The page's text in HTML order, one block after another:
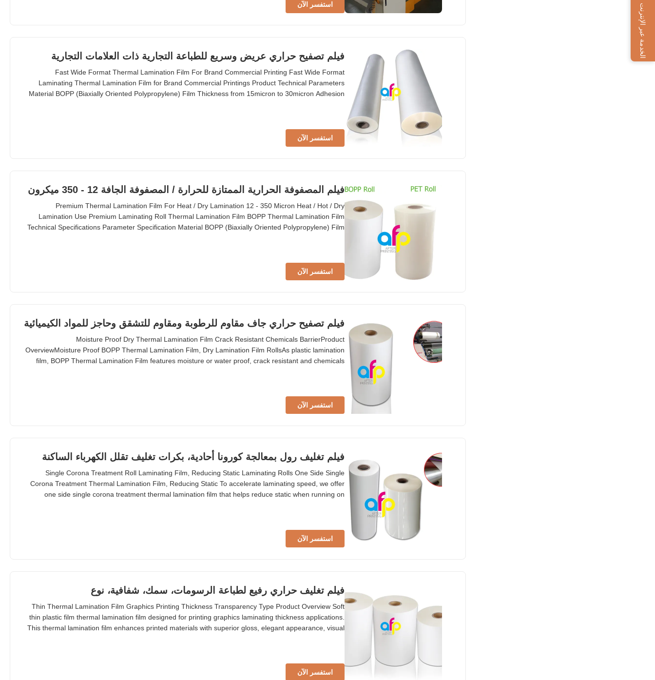
الخدمة عبر الإنترنت
استفسر الآن
فيلم تصفيح حراري عريض وسريع للطباعة التجارية ذات العلامات التجارية
Fast Wide Format Thermal Lamination Film For Brand Commercial Printing Fast Wide Format
Laminating Thermal Lamination Film for Brand Commercial Printings Product Technical Parameters
Material BOPP (Biaxially Oriented Polypropylene) Film Thickness from 15micron to 30micron Adhesion
استفسر الآن
فيلم المصفوفة الحرارية الممتازة للحرارة / المصفوفة الجافة 12 - 350 ميكرون
Premium Thermal Lamination Film For Heat / Dry Lamination 12 - 350 Micron Heat / Hot / Dry
Lamination Use Premium Laminating Roll Thermal Lamination Film BOPP Thermal Lamination Film
Technical Specifications Parameter Specification Material BOPP (Biaxially Oriented Polypropylene) Film
استفسر الآن
فيلم تصفيح حراري جاف مقاوم للرطوبة ومقاوم للتشقق وحاجز للمواد الكيميائية
Moisture Proof Dry Thermal Lamination Film Crack Resistant Chemicals BarrierProduct
OverviewMoisture Proof BOPP Thermal Lamination Film, Dry Lamination Film RollsAs plastic lamination
film, BOPP Thermal Lamination Film features moisture or water proof, crack resistant and chemicals
استفسر الآن
فيلم تغليف رول بمعالجة كورونا أحادية، بكرات تغليف تقلل الكهرباء الساكنة
Single Corona Treatment Roll Laminating Film, Reducing Static Laminating Rolls One Side Single
Corona Treatment Thermal Lamination Film, Reducing Static To accelerate laminating speed, we offer
one side single corona treatment thermal lamination film that helps reduce static when running on
استفسر الآن
فيلم تغليف حراري رفيع لطباعة الرسومات، سمك، شفافية، نوع
Thin Thermal Lamination Film Graphics Printing Thickness Transparency Type Product Overview Soft
thin plastic film thermal lamination film designed for printing graphics laminating thickness applications.
This thermal lamination film enhances printed materials with superior gloss, elegant appearance, visual
استفسر الآن